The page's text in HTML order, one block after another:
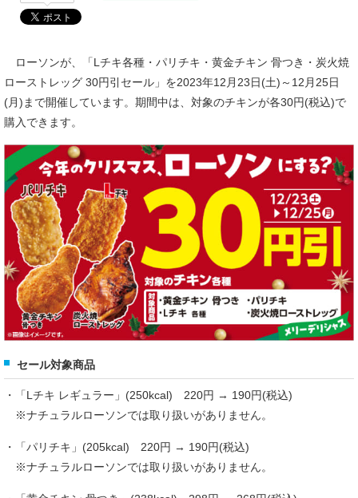
ローソンが、「Lチキ各種・パリチキ・黄金チキン 骨つき・炭火焼
ローストレッグ 30円引セール」を2023年12月23日(土)～12月25日
(月)まで開催しています。期間中は、対象のチキンが各30円(税込)で
購入できます。
セール対象商品
・「Lチキ レギュラー」(250kcal) 220円 → 190円(税込)
※ナチュラルローソンでは取り扱いがありません。
・「パリチキ」(205kcal) 220円 → 190円(税込)
※ナチュラルローソンでは取り扱いがありません。